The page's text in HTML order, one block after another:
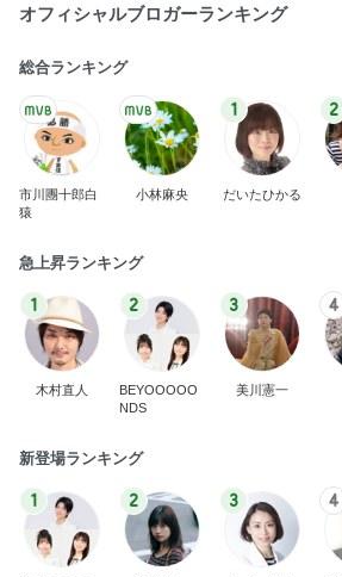
オフィシャルブロガーランキング
総合ランキング
市川團十郎白
猿
小林麻央
1
だいたひかる
2
急上昇ランキング
1
木村直人
2
BEYOOOOO
NDS
3
美川憲一
4
新登場ランキング
1 2 3 4